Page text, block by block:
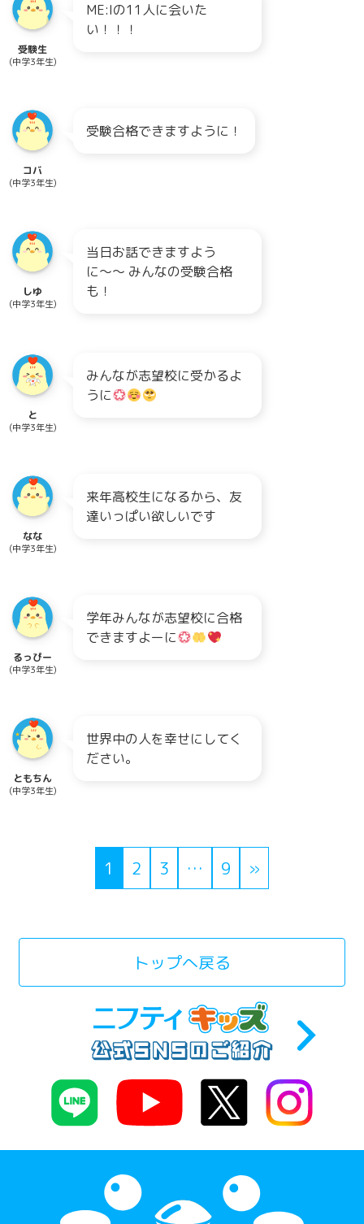
受験生
(中学3年生)
ME:Iの11人に会いた
い！！！
コバ
(中学3年生)
受験合格できますように！
しゆ
(中学3年生)
当日お話できますよう
に〜〜 みんなの受験合格
も！
と
(中学3年生)
みんなが志望校に受かるよ
うに
なな
(中学3年生)
来年高校生になるから、友
達いっぱい欲しいです
るっぴー
(中学3年生)
学年みんなが志望校に合格
できますよーに
ともちん
(中学3年生)
世界中の人を幸せにしてく
ださい。
1 2 3 … 9 »
トップへ戻る